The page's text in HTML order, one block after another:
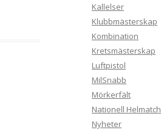
Kallelser
Klubbmästerskap
Kombination
Kretsmästerskap
Luftpistol
MilSnabb
Mörkerfält
Nationell Helmatch
Nyheter